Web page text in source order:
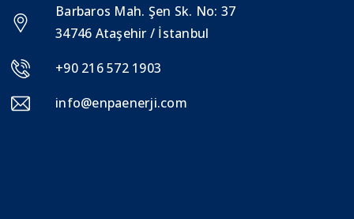
Barbaros Mah. Şen Sk. No: 37
34746 Ataşehir / İstanbul
+90 216 572 1903
info@enpaenerji.com